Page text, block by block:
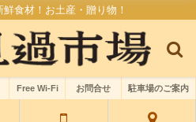
鮮食材！お土産・贈り物！
Free Wi-Fi お問合せ 駐車場のご案内